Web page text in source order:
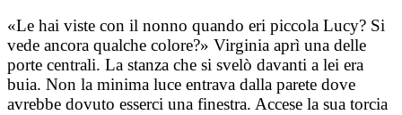
«Le hai viste con il nonno quando eri piccola Lucy? Si
vede ancora qualche colore?» Virginia aprì una delle
porte centrali. La stanza che si svelò davanti a lei era
buia. Non la minima luce entrava dalla parete dove
avrebbe dovuto esserci una finestra. Accese la sua torcia